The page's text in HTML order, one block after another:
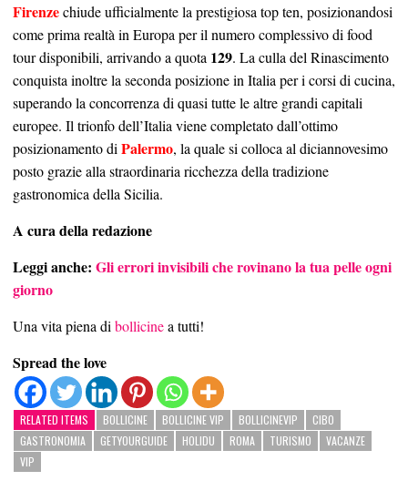
Firenzechiude ufficialmente la prestigiosa top ten, posizionandosi
come prima realtà in Europa per il numero complessivo di food
tour disponibili, arrivando a quota 129. La culla del Rinascimento
conquista inoltre la seconda posizione in Italia per i corsi di cucina,
superando la concorrenza di quasi tutte le altre grandi capitali
europee. Il trionfo dell’Italia viene completato dall’ottimo
posizionamento diPalermo, la quale si colloca al diciannovesimo
posto grazie alla straordinaria ricchezza della tradizione
gastronomica della Sicilia.
A cura della redazione
Leggi anche: Gli errori invisibili che rovinano la tua pelle ogni
giorno
Una vita piena dibollicinea tutti!
Spread the love
RELATED ITEMS BOLLICINE BOLLICINE VIP BOLLICINEVIP
CIBO
GASTRONOMIA
GETYOURGUIDE HOLIDU ROMA TURISMO
VACANZE
VIP